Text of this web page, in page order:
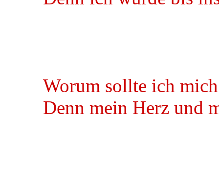
Worum sollte ich
Denn mein Herz und